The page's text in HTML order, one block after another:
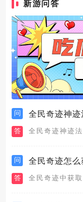
新游问答
问 全民奇迹神迹
答
问 全民奇迹怎
答